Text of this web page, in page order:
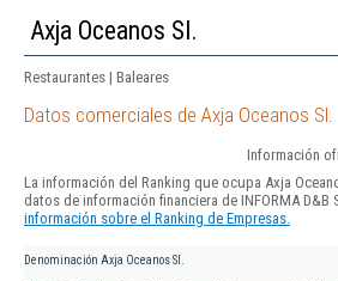
Axja Oceanos Sl.
Restaurantes | Baleares
Datos comerciales de Axja Oceanos Sl.
Información
La información del Ranking que ocupa Axja
datos de información financiera de INFORMA D&B
información sobre el Ranking de Empresas.
Denominación Axja Oceanos Sl.